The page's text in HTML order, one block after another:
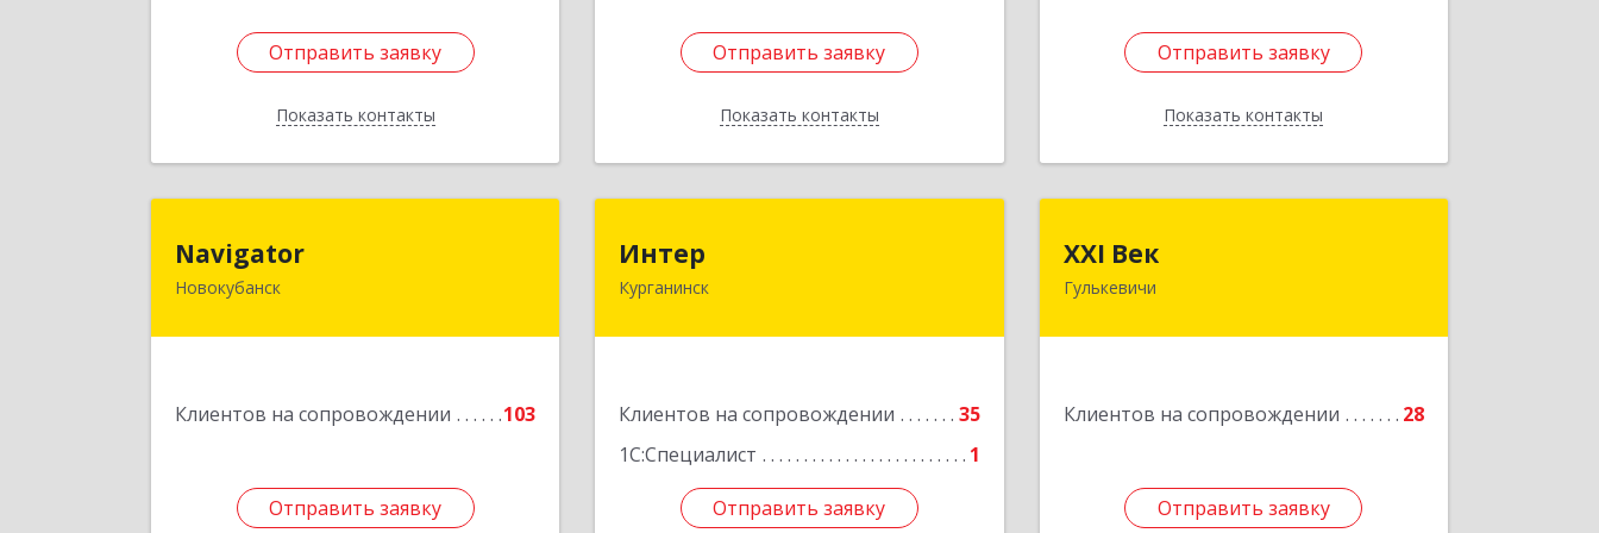
Отправить заявку
Показать контакты
Отправить заявку
Назад
Отправить заявку
Показать контакты
Отправить заявку
Назад
Отправить заявку
Показать контакты
Отправить заявку
Назад
Navigator
Новокубанск
Клиентов на сопровождении 103
Отправить заявку
352240, Краснодарский край,
Отправить заявку
Интер
Курганинск
Клиентов на сопровождении
35
1С:Специалист
1
Отправить заявку
352430, Краснодарский край,
Подробнее
Отправить заявку
XXI Век
Гулькевичи
Клиентов на сопровождении 28
Отправить заявку
352180, Краснодарский край, Отрадо-
Отправить заявку